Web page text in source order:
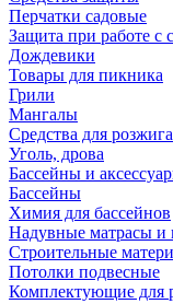
Перчатки садовые
Защита при работе с
Дождевики
Товары для пикника
Грили
Мангалы
Средства для розжига
Уголь, дрова
Бассейны и
Бассейны
Химия для бассейнов
Надувные матрасы и
Строительные
Потолки подвесные
Комплектующие для